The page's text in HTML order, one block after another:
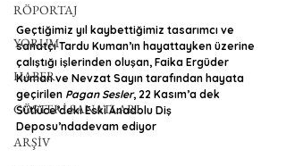
RÖPORTAJ
YORUM
HABER
GÖSTERİ SANATLARI
ARŞİV
Geçtiğimiz yıl kaybettiğimiz tasarımcı ve
sanatçı Tardu Kuman’ın hayattayken üzerine
çalıştığı işlerinden oluşan, Faika Ergüder
Kuman ve Nevzat Sayın tarafından hayata
geçirilen Pagan Sesler, 22 Kasım’a dek
Sütlüce’deki Eski Anadolu Diş
Deposu’ndadevam ediyor